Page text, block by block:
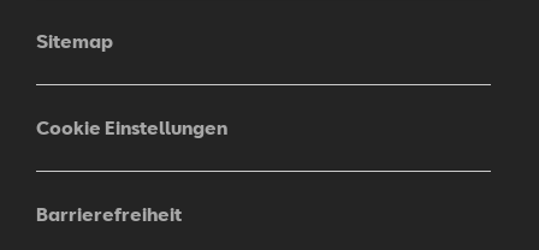
Sitemap
Cookie Einstellungen
Barrierefreiheit